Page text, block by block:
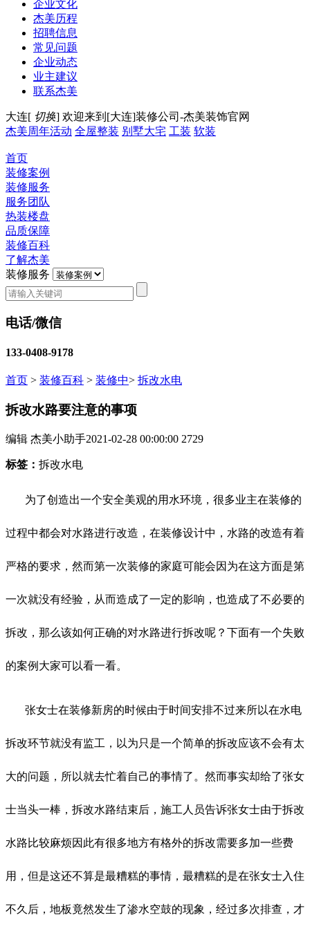
企业文化
杰美历程
招聘信息
常见问题
企业动态
业主建议
联系杰美
大连[ 切换] 欢迎来到[大连]装修公司-杰美装饰官网
杰美周年活动 全屋整装 别墅大宅 工装 软装
首页
装修案例
装修服务
服务团队
热装楼盘
品质保障
装修百科
了解杰美
装修服务
电话/微信
133-0408-9178
首页 > 装修百科 > 装修中> 拆改水电
拆改水路要注意的事项
编辑 杰美小助手2021-02-28 00:00:00 2729
标签： 拆改水电
为了创造出一个安全美观的用水环境，很多业主在装修的
过程中都会对水路进行改造，在装修设计中，水路的改造有着
严格的要求，然而第一次装修的家庭可能会因为在这方面是第
一次就没有经验，从而造成了一定的影响，也造成了不必要的
拆改，那么该如何正确的对水路进行拆改呢？下面有一个失败
的案例大家可以看一看。
张女士在装修新房的时候由于时间安排不过来所以在水电
拆改环节就没有监工，以为只是一个简单的拆改应该不会有太
大的问题，所以就去忙着自己的事情了。然而事实却给了张女
士当头一棒，拆改水路结束后，施工人员告诉张女士由于拆改
水路比较麻烦因此有很多地方有格外的拆改需要多加一些费
用，但是这还不算是最糟糕的事情，最糟糕的是在张女士入住
不久后，地板竟然发生了渗水空鼓的现象，经过多次排查，才